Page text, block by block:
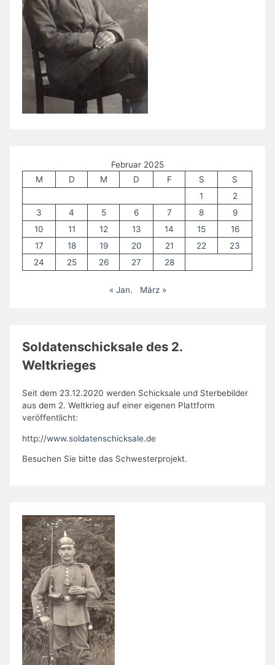
Februar 2025
M
D M D F S
S
1
2
3
4 5 6 7 8
9
10
11 12 13 14 15
16
17
18 19 20 21 22
23
24
25 26 27 28
« Jan. März »
Soldatenschicksale des 2.
Weltkrieges
Seit dem 23.12.2020 werden Schicksale und Sterbebilder
aus dem 2. Weltkrieg auf einer eigenen Plattform
veröffentlicht:
http://www.soldatenschicksale.de
Besuchen Sie bitte das Schwesterprojekt.